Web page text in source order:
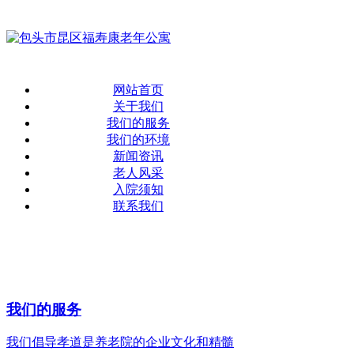
网站首页
关于我们
我们的服务
我们的环境
新闻资讯
老人风采
入院须知
联系我们
我们的服务
我们倡导孝道是养老院的企业文化和精髓